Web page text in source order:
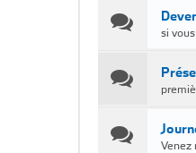
si
Venez